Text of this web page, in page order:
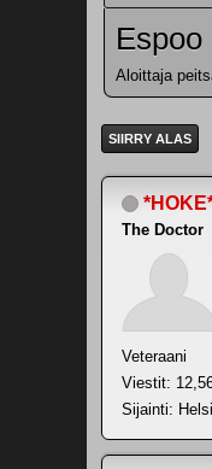
Aloittaja
SIIRRY ALAS
The Doctor
Veteraani
Viestit:
Sijainti: